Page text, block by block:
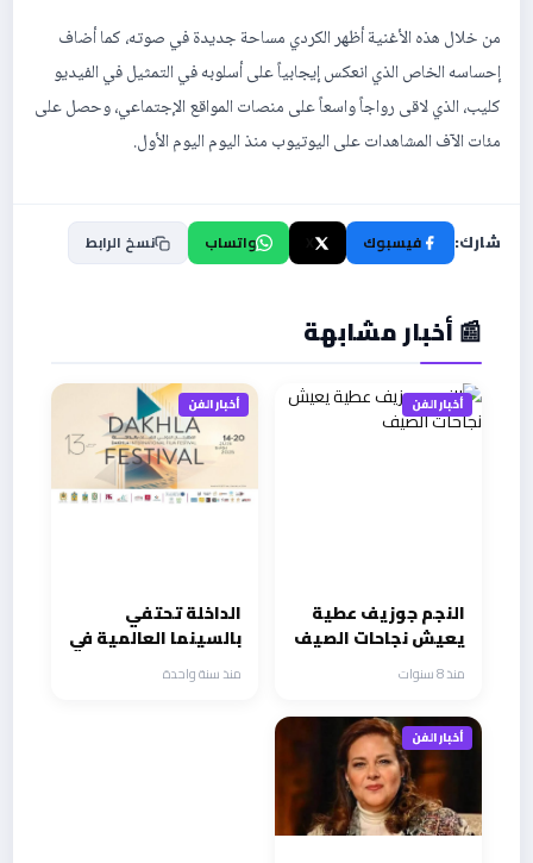
من خلال هذه الأغنية ‏أظهر الكردي مساحة جديدة في صوته، كما أضاف
إحساسه الخاص ‏الذي انعكس إيجابياً على أسلوبه في التمثيل في الفيديو
كليب، ‏الذي لاقى رواجاً واسعاً على منصات المواقع الإجتماعي، وحصل على
مئات الآف المشاهدات‏ على اليوتيوب منذ اليوم اليوم الأول.
شارك: فيسبوك واتساب نسخ الرابط
📰 أخبار مشابهة
أخبار الفن
النجم جوزيف عطية
يعيش نجاحات الصيف
منذ 8 سنوات
أخبار الفن
الداخلة تحتفي
بالسينما العالمية في
الدورة 31 من
مهرجانها الدولي
منذ سنة واحدة
أخبار الفن